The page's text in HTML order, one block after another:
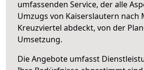
umfassenden Service, der alle
Umzugs von Kaiserslautern nach
Kreuzviertel abdeckt, von der
Umsetzung.
Die Angebote umfasst